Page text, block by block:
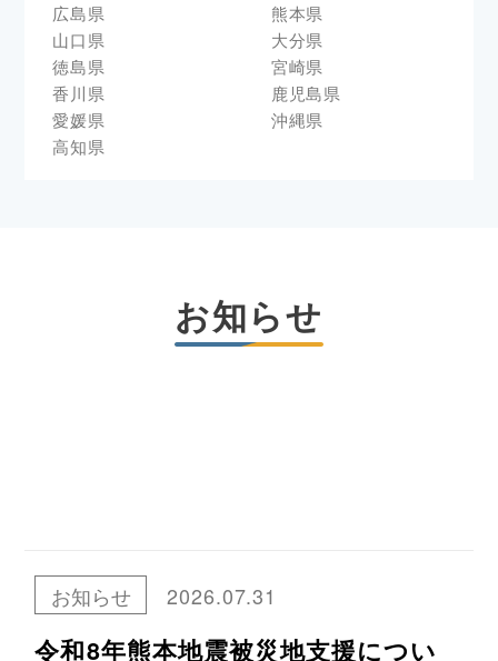
広島県
山口県
徳島県
香川県
愛媛県
高知県
熊本県
大分県
宮崎県
鹿児島県
沖縄県
お知らせ
お知らせ 2026.07.31
令和8年熊本地震被災地支援につい